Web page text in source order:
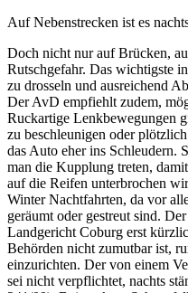
Auf Nebenstrecken ist es
Doch nicht nur auf Brücken,
Rutschgefahr. Das wichtigste
zu drosseln und ausreichend
Der AvD empfiehlt zudem,
Ruckartige Lenkbewegungen
zu beschleunigen oder
das Auto eher ins Schleudern.
man die Kupplung treten,
auf die Reifen unterbrochen
Winter Nachtfahrten, da vor
geräumt oder gestreut sind.
Landgericht Coburg erst
Behörden nicht zumutbar ist,
einzurichten. Der von einem
sei nicht verpflichtet, nachts